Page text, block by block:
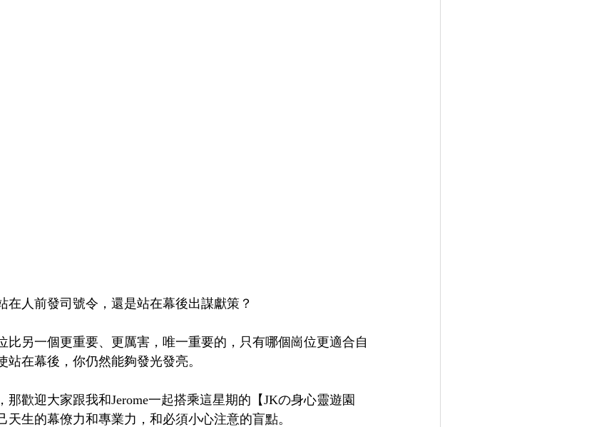
在人前發司號令，還是站在幕後出謀獻策？
比另一個更重要、更厲害，唯一重要的，只有哪個崗位更適合自
在幕後，你仍然能夠發光發亮。
歡迎大家跟我和Jerome一起搭乘這星期的【JKの身心靈遊園
生的幕僚力和專業力，和必須小心注意的盲點。